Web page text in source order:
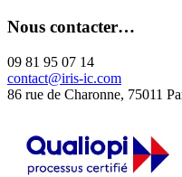
Nous contacter…
09 81 95 07 14
contact@iris-ic.com
86 rue de Charonne, 75011